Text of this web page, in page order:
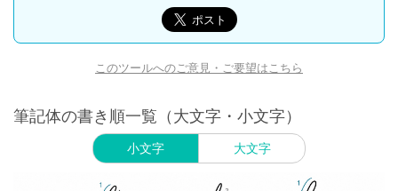
このツールへのご意見・ご要望はこちら
筆記体の書き順一覧（大文字・小文字）
小文字 大文字